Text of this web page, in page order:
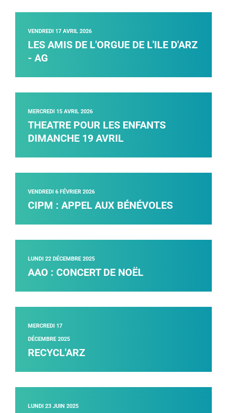
LES AMIS DE L'ORGUE DE L'ILE D'ARZ
- AG
VENDREDI 17 AVRIL 2026
THEATRE POUR LES ENFANTS
DIMANCHE 19 AVRIL
MERCREDI 15 AVRIL 2026
CIPM : APPEL AUX BÉNÉVOLES
VENDREDI 6 FÉVRIER 2026
AAO : CONCERT DE NOËL
LUNDI 22 DÉCEMBRE 2025
RECYCL'ARZ
MERCREDI 17
DÉCEMBRE 2025
LUNDI 23 JUIN 2025